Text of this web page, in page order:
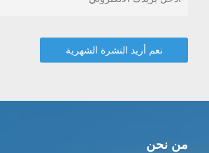
من نحن